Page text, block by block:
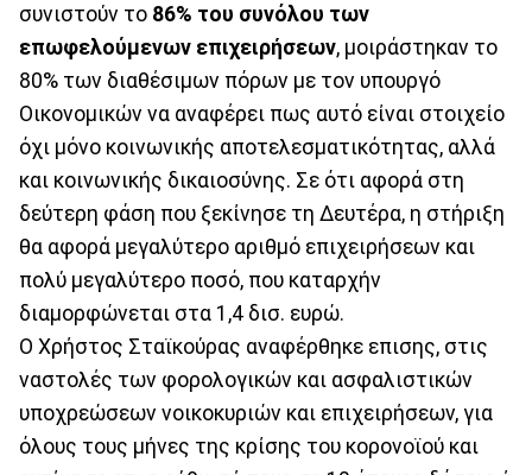
συνιστούν το 86% του συνόλου των
επωφελούμενων επιχειρήσεων, μοιράστηκαν το
80% των διαθέσιμων πόρων με τον υπουργό
Οικονομικών να αναφέρει πως αυτό είναι στοιχείο
όχι μόνο κοινωνικής αποτελεσματικότητας, αλλά
και κοινωνικής δικαιοσύνης. Σε ότι αφορά στη
δεύτερη φάση που ξεκίνησε τη Δευτέρα, η στήριξη
θα αφορά μεγαλύτερο αριθμό επιχειρήσεων και
πολύ μεγαλύτερο ποσό, που καταρχήν
διαμορφώνεται στα 1,4 δισ. ευρώ.
Ο Χρήστος Σταϊκούρας αναφέρθηκε επισης, στις
ναστολές των φορολογικών και ασφαλιστικών
υποχρεώσεων νοικοκυριών και επιχειρήσεων, για
όλους τους μήνες της κρίσης του κορονοϊού και